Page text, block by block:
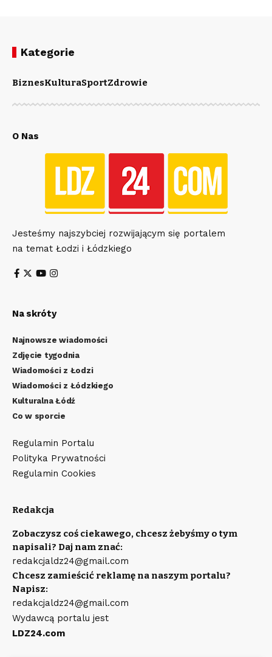
Kategorie
BiznesKulturaSportZdrowie
O Nas
Jesteśmy najszybciej rozwijającym się portalem
na temat Łodzi i Łódzkiego
Na skróty
Najnowsze wiadomości
Zdjęcie tygodnia
Wiadomości z Łodzi
Wiadomości z Łódzkiego
Kulturalna Łódź
Co w sporcie
Regulamin Portalu
Polityka Prywatności
Regulamin Cookies
Redakcja
Zobaczysz coś ciekawego, chcesz żebyśmy o tym
napisali? Daj nam znać:
redakcjaldz24@gmail.com
Chcesz zamieścić reklamę na naszym portalu?
Napisz:
redakcjaldz24@gmail.com
Wydawcą portalu jest
LDZ24.com